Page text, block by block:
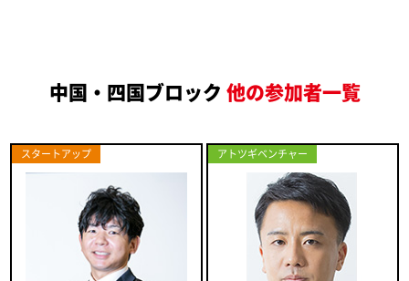
中国・四国ブロック 他の参加者一覧
スタートアップ アトツギベンチャー